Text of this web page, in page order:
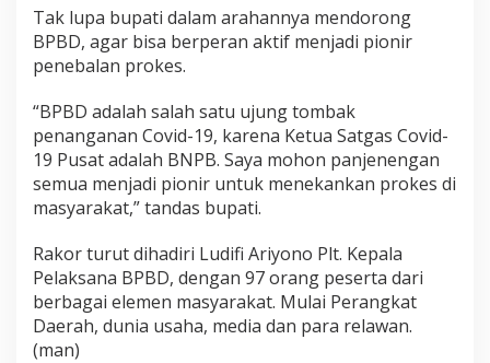
Tak lupa bupati dalam arahannya mendorong
BPBD, agar bisa berperan aktif menjadi pionir
penebalan prokes.
“BPBD adalah salah satu ujung tombak
penanganan Covid-19, karena Ketua Satgas Covid-
19 Pusat adalah BNPB. Saya mohon panjenengan
semua menjadi pionir untuk menekankan prokes di
masyarakat,” tandas bupati.
Rakor turut dihadiri Ludifi Ariyono Plt. Kepala
Pelaksana BPBD, dengan 97 orang peserta dari
berbagai elemen masyarakat. Mulai Perangkat
Daerah, dunia usaha, media dan para relawan.
(man)